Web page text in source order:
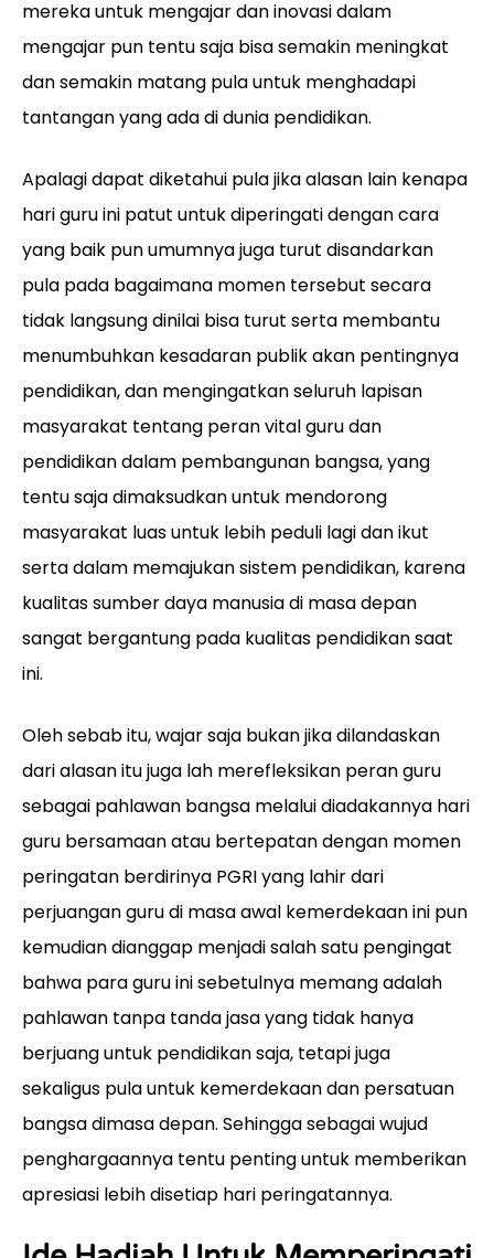
mereka untuk mengajar dan inovasi dalam
mengajar pun tentu saja bisa semakin meningkat
dan semakin matang pula untuk menghadapi
tantangan yang ada di dunia pendidikan.
Apalagi dapat diketahui pula jika alasan lain kenapa
hari guru ini patut untuk diperingati dengan cara
yang baik pun umumnya juga turut disandarkan
pula pada bagaimana momen tersebut secara
tidak langsung dinilai bisa turut serta membantu
menumbuhkan kesadaran publik akan pentingnya
pendidikan, dan mengingatkan seluruh lapisan
masyarakat tentang peran vital guru dan
pendidikan dalam pembangunan bangsa, yang
tentu saja dimaksudkan untuk mendorong
masyarakat luas untuk lebih peduli lagi dan ikut
serta dalam memajukan sistem pendidikan, karena
kualitas sumber daya manusia di masa depan
sangat bergantung pada kualitas pendidikan saat
ini.
Oleh sebab itu, wajar saja bukan jika dilandaskan
dari alasan itu juga lah merefleksikan peran guru
sebagai pahlawan bangsa melalui diadakannya hari
guru bersamaan atau bertepatan dengan momen
peringatan berdirinya PGRI yang lahir dari
perjuangan guru di masa awal kemerdekaan ini pun
kemudian dianggap menjadi salah satu pengingat
bahwa para guru ini sebetulnya memang adalah
pahlawan tanpa tanda jasa yang tidak hanya
berjuang untuk pendidikan saja, tetapi juga
sekaligus pula untuk kemerdekaan dan persatuan
bangsa dimasa depan. Sehingga sebagai wujud
penghargaannya tentu penting untuk memberikan
apresiasi lebih disetiap hari peringatannya.